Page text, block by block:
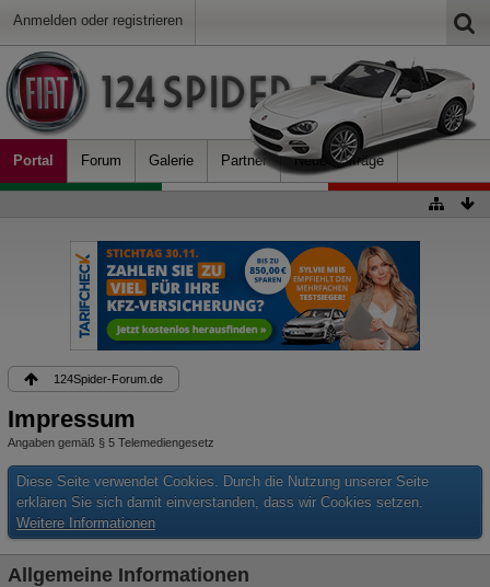
Anmelden oder registrieren
Portal Forum Galerie Partner Neue Beiträge
124Spider-Forum.de
Impressum
Angaben gemäß § 5 Telemediengesetz
Diese Seite verwendet Cookies. Durch die Nutzung unserer Seite
erklären Sie sich damit einverstanden, dass wir Cookies setzen.
Weitere Informationen
Allgemeine Informationen